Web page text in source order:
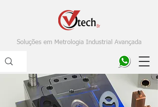
Soluções em Metrologia Industrial Avançada